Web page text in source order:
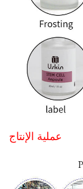
عملية الإنتاج